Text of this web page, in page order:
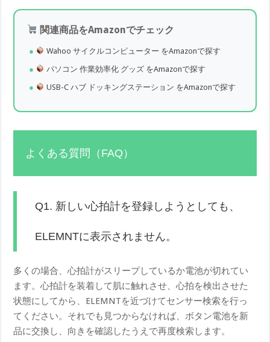
関連商品をAmazonでチェック
Wahoo サイクルコンピューター をAmazonで探す
パソコン 作業効率化 グッズ をAmazonで探す
USB-C ハブ ドッキングステーション をAmazonで探す
よくある質問（FAQ）
Q1. 新しい心拍計を登録しようとしても、
ELEMNTに表示されません。
多くの場合、心拍計がスリープしているか電池が切れてい
ます。心拍計を装着して肌に触れさせ、心拍を検出させた
状態にしてから、ELEMNTを近づけてセンサー検索を行っ
てください。それでも見つからなければ、ボタン電池を新
品に交換し、向きを確認したうえで再度検索します。